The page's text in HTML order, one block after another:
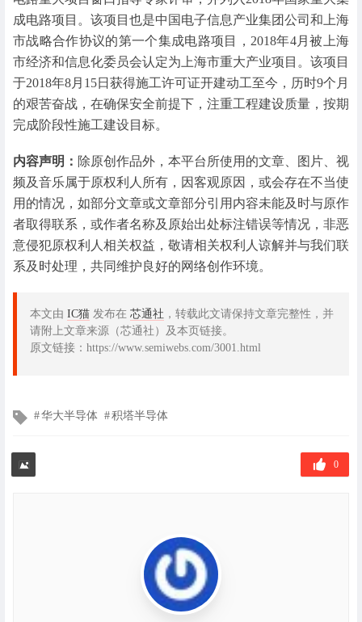
成电路项目。该项目也是中国电子信息产业集团公司和上海
市战略合作协议的第一个集成电路项目，2018年4月被上海
市经济和信息化委员会认定为上海市重大产业项目。该项目
于2018年8月15日获得施工许可证开建动工至今，历时9个月
的艰苦奋战，在确保安全前提下，注重工程建设质量，按期
完成阶段性施工建设目标。
内容声明： 除原创作品外，本平台所使用的文章、图片、视
频及音乐属于原权利人所有，因客观原因，或会存在不当使
用的情况，如部分文章或文章部分引用内容未能及时与原作
者取得联系，或作者名称及原始出处标注错误等情况，非恶
意侵犯原权利人相关权益，敬请相关权利人谅解并与我们联
系及时处理，共同维护良好的网络创作环境。
本文由 IC猫 发布在 芯通社 ，转载此文请保持文章完整性，并
请附上文章来源（芯通社）及本页链接。
原文链接：https://www.semiwebs.com/3001.html
文
签
华大半导体 积塔半导体
0